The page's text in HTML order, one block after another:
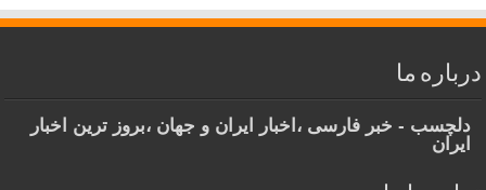
ما
- خبر فارسی ،اخبار ایران و جهان ،بروز ترین اخبار